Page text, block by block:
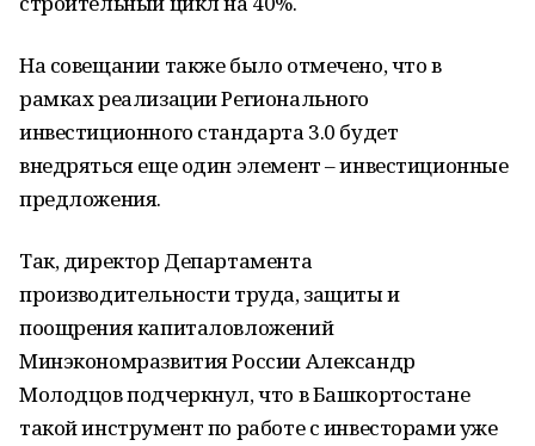
На совещании также было отмечено, что в
рамках реализации Регионального
инвестиционного стандарта 3.0 будет
внедряться еще один элемент – инвестиционные
предложения.
Так, директор Департамента
производительности труда, защиты и
поощрения капиталовложений
Минэкономразвития России Александр
Молодцов подчеркнул, что в Башкортостане
такой инструмент по работе с инвесторами уже